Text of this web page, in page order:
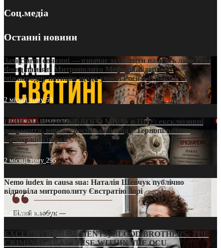
Соц.медіа
Останні новини
Захистити святині — означає захистити пам’ять людства:
Фонд пам’яті Митрополита Мефодія підтримує
міжнародну петицію щодо участі Росії в ЮНЕСКО
2 місяці тому59
ПРИСМАК «РУССЬКОГО МІРА» в ПЦУ: ексклюзивні
документи, вирок і російський слід у Тернопільсько-
Бучацькій єпархії
2 місяці тому 295
Nemo iudex in causa sua: Наталія Шевчук публічно
відповіла митрополиту Євстратію Зорі
3 місяці тому213
EXCLUSIVE (DOCUMENTS)/BLOOD BROTHERS: THE
CRIMINAL FRANCHISE WITHIN THE OCU